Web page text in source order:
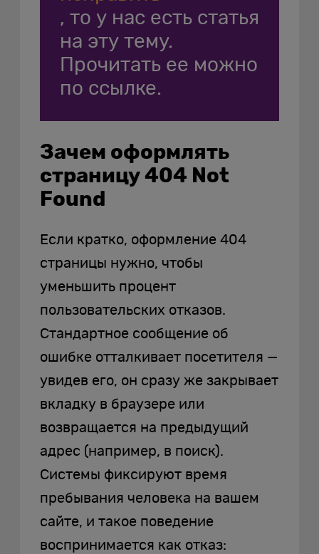
, то у нас есть статья
на эту тему.
Прочитать ее можно
по ссылке.
Зачем оформлять
страницу 404 Not
Found
Если кратко, оформление 404
страницы нужно, чтобы
уменьшить процент
пользовательских отказов.
Стандартное сообщение об
ошибке отталкивает посетителя —
увидев его, он сразу же закрывает
вкладку в браузере или
возвращается на предыдущий
адрес (например, в поиск).
Системы фиксируют время
пребывания человека на вашем
сайте, и такое поведение
воспринимается как отказ: